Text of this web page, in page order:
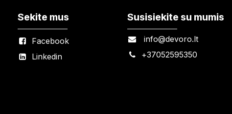
Sekite mus
Facebook
Linkedin
Susisiekite su mumis
info@devoro.lt
+37052595350